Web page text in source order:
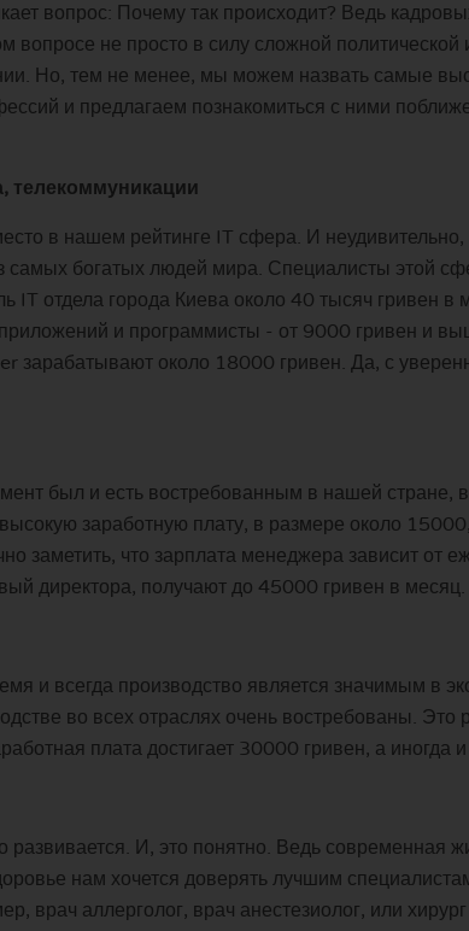
вопрос: Почему так происходит? Ведь
не просто в силу сложной политической
Но, тем не менее, мы можем назвать самые
и предлагаем познакомиться с ними
телекоммуникации
в нашем рейтинге IT сфера. И
самых богатых людей мира. Специалисты этой
IT отдела города Киева около 40 тысяч гривен
и программисты - от 9000 гривен и
около 18000 гривен. Да, с
был и есть востребованным в нашей стране,
заработную плату, в размере около
заметить, что зарплата менеджера зависит от
директора, получают до 45000 гривен в месяц.
и всегда производство является значимым в
во всех отраслях очень востребованы. Это
плата достигает 30000 гривен, а иногда
И, это понятно. Ведь современная
нам хочется доверять лучшим
врач аллерголог, врач анестезиолог, или